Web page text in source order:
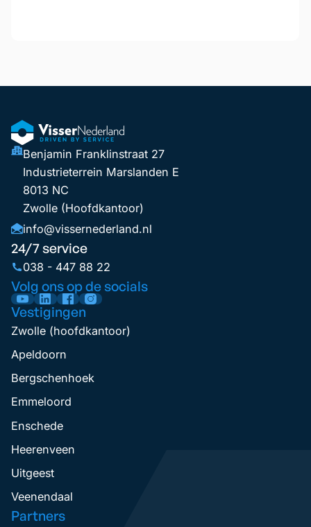
Benjamin Franklinstraat 27
Industrieterrein Marslanden E
8013 NC
Zwolle (Hoofdkantoor)
info@vissernederland.nl
24/7 service
038 - 447 88 22
Volg ons op de socials
Vestigingen
Zwolle (hoofdkantoor)
Apeldoorn
Bergschenhoek
Emmeloord
Enschede
Heerenveen
Uitgeest
Veenendaal
Partners